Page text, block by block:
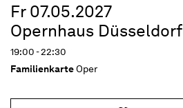
Fr 07.05.2027
Opernhaus Düsseldorf
19:00 - 22:30
FamilienkarteOper